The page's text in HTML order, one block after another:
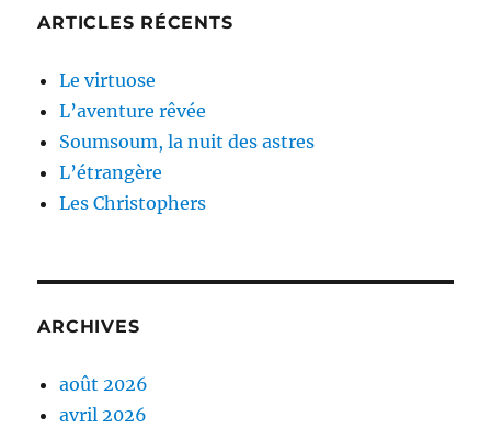
ARTICLES RÉCENTS
Le virtuose
L’aventure rêvée
Soumsoum, la nuit des astres
L’étrangère
Les Christophers
ARCHIVES
août 2026
avril 2026